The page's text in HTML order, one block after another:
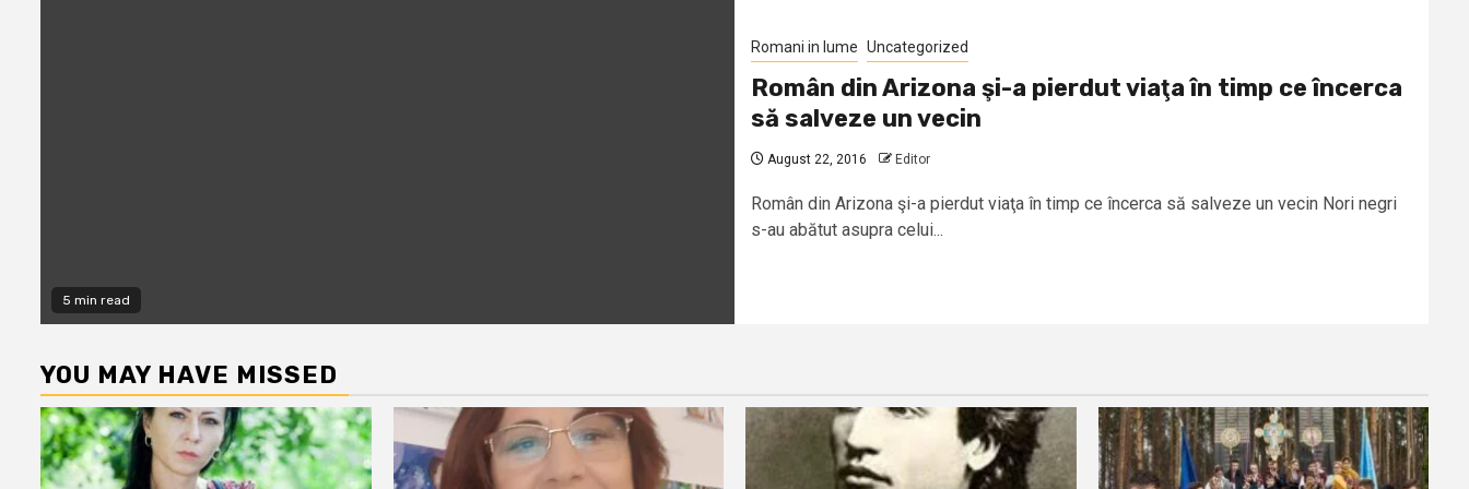
5 min read
Romani in lume Uncategorized
Român din Arizona şi-a pierdut viaţa în timp ce încerca
să salveze un vecin
August 22, 2016 Editor
Român din Arizona şi-a pierdut viaţa în timp ce încerca să salveze un vecin Nori negri
s-au abătut asupra celui...
YOU MAY HAVE MISSED